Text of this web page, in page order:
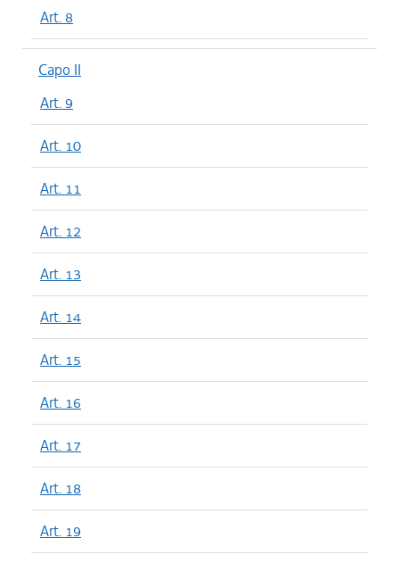
Art. 8
Capo II
Art. 9
Art. 10
Art. 11
Art. 12
Art. 13
Art. 14
Art. 15
Art. 16
Art. 17
Art. 18
Art. 19